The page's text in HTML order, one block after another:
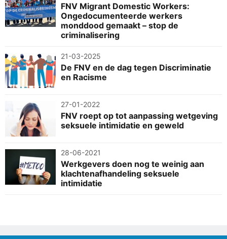
FNV Migrant Domestic Workers:
Ongedocumenteerde werkers
monddood gemaakt – stop de
criminalisering
21-03-2025
De FNV en de dag tegen Discriminatie
en Racisme
27-01-2022
FNV roept op tot aanpassing wetgeving
seksuele intimidatie en geweld
28-06-2021
Werkgevers doen nog te weinig aan
klachtenafhandeling seksuele
intimidatie